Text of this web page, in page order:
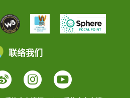
联络我们